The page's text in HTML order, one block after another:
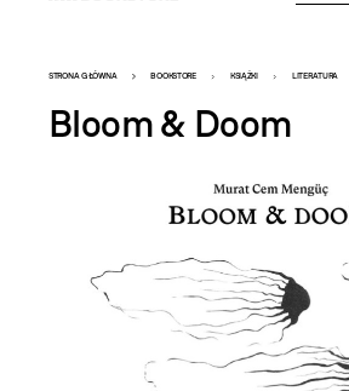
Bookstore
-
szablon
szczegóły
STRONA GŁÓWNA BOOKSTORE KSIĄŻKI LITERATURA
Bloom & Doom